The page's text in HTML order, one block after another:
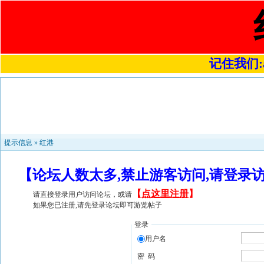
记住我们
提示信息 » 红港
【论坛人数太多,禁止游客访问,请登
请直接登录用户访问论坛，或请 【 点这里注册】
如果您已注册,请先登录论坛即可游览帖子
登录
用户名
密 码